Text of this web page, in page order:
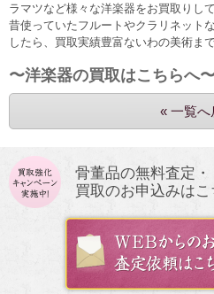
ラマツなど様々な洋楽器をお買取りして
昔使っていたフルートやクラリネット
したら、買取実績豊富ないわの美術ま
〜洋楽器の買取はこちらへ
« 一覧へ
骨董品の無料査定・
買取のお申込みはこ